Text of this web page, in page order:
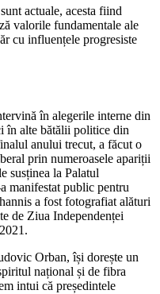
actuale, acesta fiind
valorile fundamentale ale
cu influențele progresiste
în alegerile interne din
în alte bătălii politice din
anului trecut, a făcut o
prin numeroasele apariții
susținea la Palatul
manifestat public pentru
a fost fotografiat alături
de Ziua Independenței
Orban, își dorește un
național și de fibra
intui că președintele